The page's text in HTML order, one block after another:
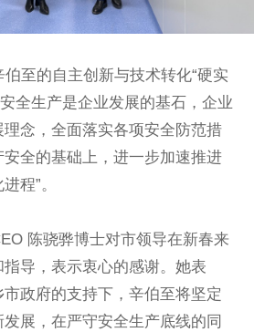
至的自主创新与技术转化“硬实
全生产是企业发展的基石，企业
念，全面落实各项安全防范措
全的基础上，进一步加速推进
程”。
陈骁骅博士对市领导在新春来
导，表示衷心的感谢。她表
政府的支持下，辛伯至将坚定
展，在严守安全生产底线的同